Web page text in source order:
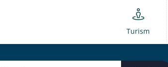
Turism